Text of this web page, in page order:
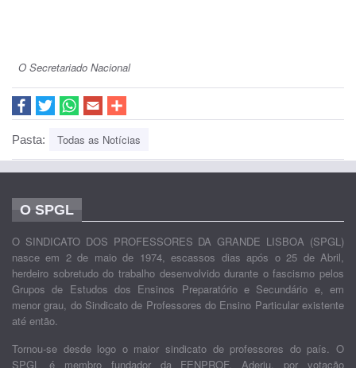
O Secretariado Nacional
Pasta: Todas as Notícias
O SPGL
O SINDICATO DOS PROFESSORES DA GRANDE LISBOA (SPGL)
nasce em 2 de maio de 1974, escassos dias após o 25 de Abril,
herdeiro sobretudo do trabalho desenvolvido durante o fascismo pelos
Grupos de Estudos dos Ensinos Preparatório e Secundário e, em
menor grau, do Sindicato de Professores do Ensino Particular existente
até então.
Tornou-se desde logo o maior sindicato de professores do país. O
SPGL é membro fundador da FENPROF. Aderiu, por votação